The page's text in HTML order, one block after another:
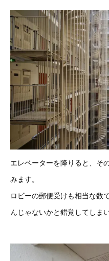
エレベーターを降りると、そ
みます。
ロビーの郵便受けも相当な数
んじゃないかと錯覚してしま